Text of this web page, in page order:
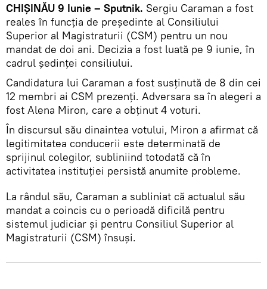
CHIȘINĂU 9 Iunie – Sputnik. Sergiu Caraman a fost
reales în funcția de președinte al Consiliului
Superior al Magistraturii (CSM) pentru un nou
mandat de doi ani. Decizia a fost luată pe 9 iunie, în
cadrul ședinței consiliului.
Candidatura lui Caraman a fost susținută de 8 din cei
12 membri ai CSM prezenți. Adversara sa în alegeri a
fost Alena Miron, care a obținut 4 voturi.
În discursul său dinaintea votului, Miron a afirmat că
legitimitatea conducerii este determinată de
sprijinul colegilor, subliniind totodată că în
activitatea instituției persistă anumite probleme.
La rândul său, Caraman a subliniat că actualul său
mandat a coincis cu o perioadă dificilă pentru
sistemul judiciar și pentru Consiliul Superior al
Magistraturii (CSM) însuși.